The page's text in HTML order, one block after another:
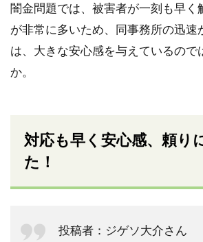
闇金問題では、被害者が一刻も早く
が非常に多いため、同事務所の迅速
は、大きな安心感を与えているので
か。
対応も早く安心感、頼り
た！
投稿者：ジゲソ大介さん